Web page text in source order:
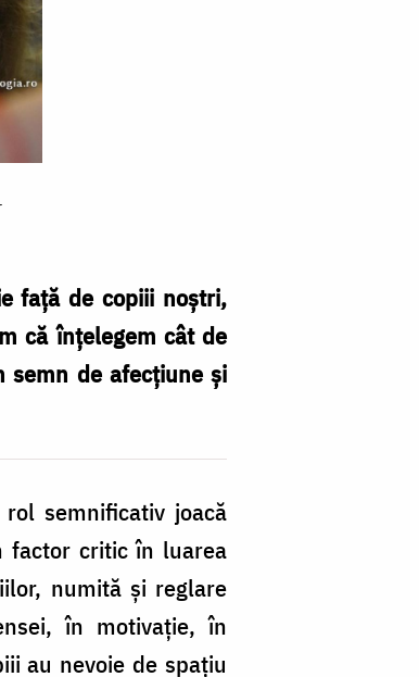
față de copiii noștri,
că înțelegem cât de
semn de afecțiune și
semnificativ joacă
factor critic în luarea
numită și reglare
în motivație, în
au nevoie de spațiu